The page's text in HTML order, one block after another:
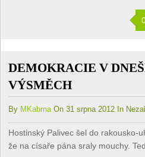
DEMOKRACIE V
VÝSMĚCH
By MKabrnaOn 31 srpna 2012 In
Hostinský Palivec šel do rakousko-
že na císaře pána sraly mouchy.